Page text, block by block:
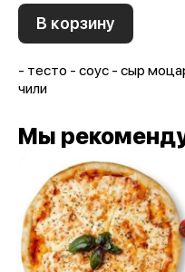
В корзину
- тесто - соус - сыр
чили
Мы